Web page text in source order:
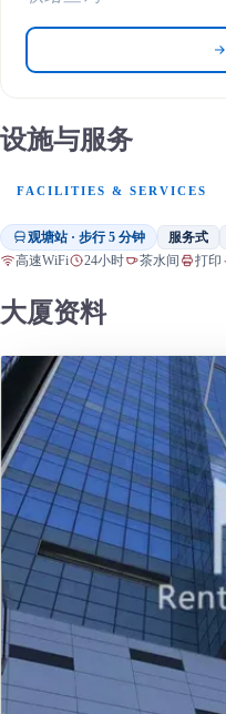
设施与服务
FACILITIES & SERVICES
观塘站 · 步行 5 分钟 服务式
高速WiFi 24小时 茶水间 打印
大厦资料